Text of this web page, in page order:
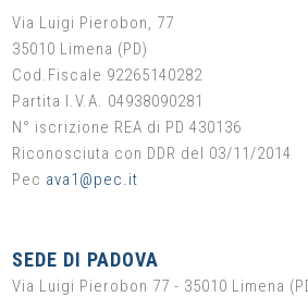
Via Luigi Pierobon, 77
35010 Limena (PD)
Cod.Fiscale 92265140282
Partita I.V.A. 04938090281
N° iscrizione REA di PD 430136
Riconosciuta con DDR del 03/11/2014
Pec ava1@pec.it
SEDE DI PADOVA
Via Luigi Pierobon 77 - 35010 Limena